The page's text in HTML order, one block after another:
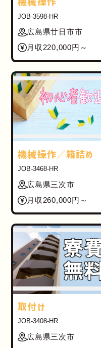
JOB-3598-HR
広島県廿日市市
月収220,000円～
機械操作／箱詰め
JOB-3468-HR
広島県三次市
月収260,000円～
取付け
JOB-3408-HR
広島県三次市